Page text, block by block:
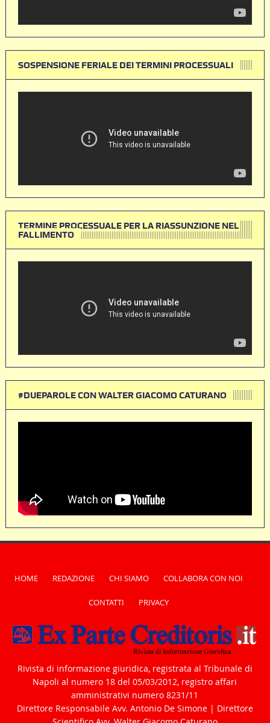
SOSPENSIONE FERIALE DEI TERMINI PROCESSUALI
TERMINE PROCESSUALE PER LA RIASSUNZIONE NEL
FALLIMENTO
#DUEPAROLE CON WALTER GIACOMO CATURANO
HOME REDAZIONE CHI SIAMO COLLABORA CON NOI
CONTATTI PRIVACY
Rivista di informazione giuridica, registrata al Tribunale di
Napoli al numero 18 del 05/03/2012, registro affari
amministrativi numero 8231/11
Direttore Responsabile Avv. Antonio De Simone | Direttore